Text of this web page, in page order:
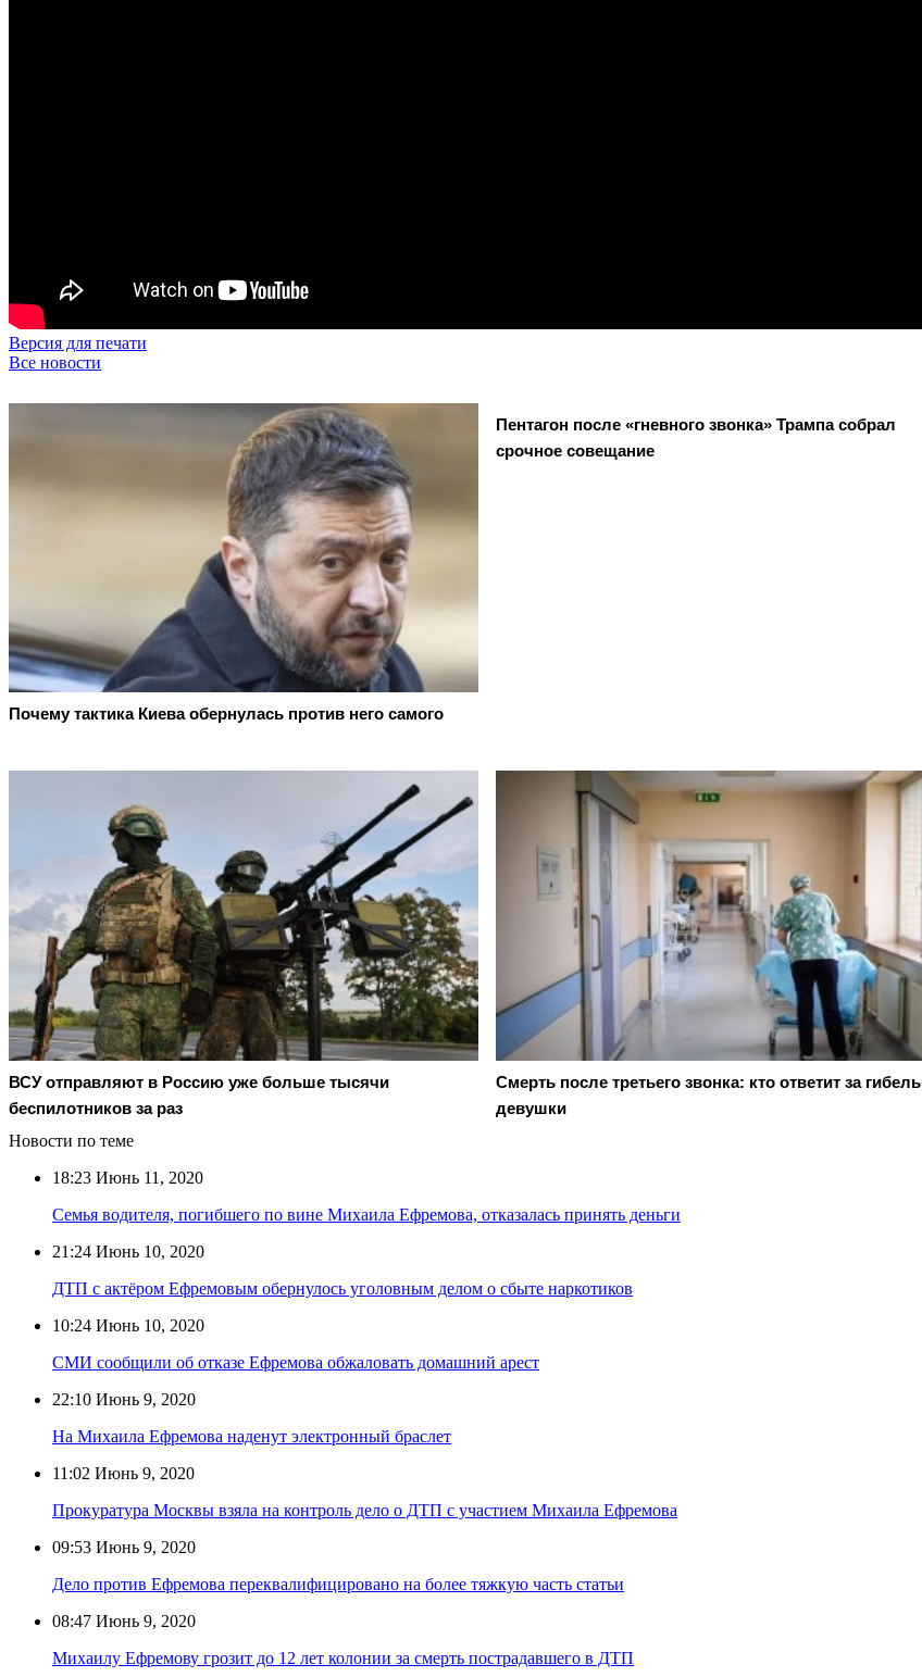
Версия для печати
Все новости
Почему тактика Киева обернулась против него самого
Пентагон после «гневного звонка» Трампа собрал
срочное совещание
ВСУ отправляют в Россию уже больше тысячи
беспилотников за раз
Смерть после третьего звонка: кто ответит за гибель
девушки
Новости по теме
18:23 Июнь 11, 2020
Семья водителя, погибшего по вине Михаила Ефремова, отказалась принять деньги
21:24 Июнь 10, 2020
ДТП с актёром Ефремовым обернулось уголовным делом о сбыте наркотиков
10:24 Июнь 10, 2020
СМИ сообщили об отказе Ефремова обжаловать домашний арест
22:10 Июнь 9, 2020
На Михаила Ефремова наденут электронный браслет
11:02 Июнь 9, 2020
Прокуратура Москвы взяла на контроль дело о ДТП с участием Михаила Ефремова
09:53 Июнь 9, 2020
Дело против Ефремова переквалифицировано на более тяжкую часть статьи
08:47 Июнь 9, 2020
Михаилу Ефремову грозит до 12 лет колонии за смерть пострадавшего в ДТП